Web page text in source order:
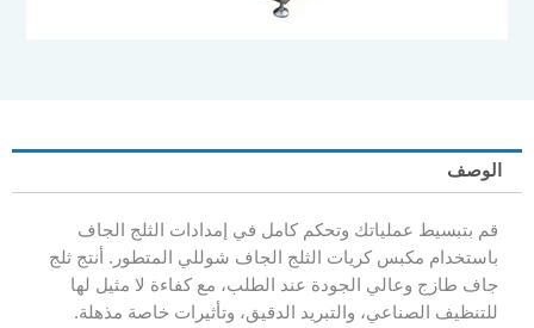
عملياتك وتحكم كامل في إمدادات الثلج الجاف
مكبس كريات الثلج الجاف شوللي المتطور. أنتج ثلج
وعالي الجودة عند الطلب، مع كفاءة لا مثيل لها
الصناعي، والتبريد الدقيق، وتأثيرات خاصة مذهلة.